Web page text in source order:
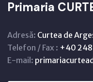
Primaria
Adresă: Curtea de
Telefon / Fax : +40 248
E-mail: